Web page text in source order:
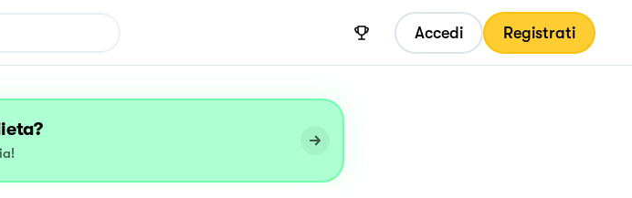
Accedi Registrati